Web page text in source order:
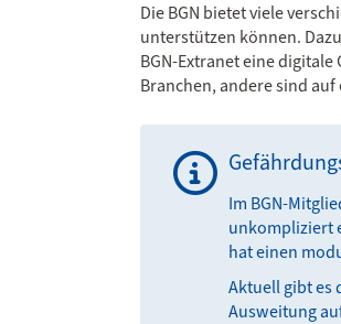
Die BGN bietet viele
unterstützen können.
BGN-Extranet eine
Branchen, andere sind
Im BGN-
unkompliziert
hat einen
Aktuell gibt es
Ausweitung